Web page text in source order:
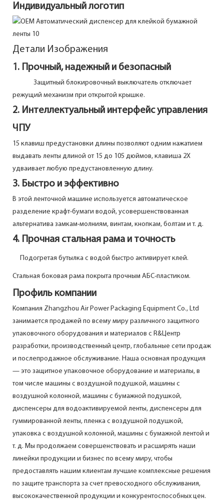
Индивидуальный логотип
Детали Изображения
1. Прочный, надежный и безопасный
Защитный блокировочный выключатель отключает
режущий механизм при открытой крышке.
2. Интеллектуальный интерфейс управления
ЧПУ
15 клавиш предустановки длины позволяют одним нажатием
выдавать ленты длиной от 15 до 105 дюймов, клавиша 2X
удваивает любую предустановленную длину.
3. Быстро и эффективно
В этой ленточной машине используется автоматическое
разделение крафт-бумаги водой, усовершенствованная
альтернатива замкам-молниям, винтам, кнопкам, болтам и т. д.
4. Прочная стальная рама и точность
Подогретая бутылка с водой быстро активирует клей.
Стальная боковая рама покрыта прочным АБС-пластиком.
Профиль компании
Компания Zhangzhou Air Power Packaging Equipment Co., Ltd
занимается продажей по всему миру различного защитного
упаковочного оборудования и материалов с R&Центр
разработки, производственный центр, глобальные сети продаж
и послепродажное обслуживание. Наша основная продукция
— это защитное упаковочное оборудование и материалы, в
том числе машины с воздушной подушкой, машины с
воздушной колонной, машины с бумажной подушкой,
диспенсеры для водоактивируемой ленты, диспенсеры для
гуммированной ленты, пленка с воздушной подушкой,
упаковка с воздушной колонной, машины с бумажной лентой и
т. д. Мы продолжаем совершенствовать и расширять наши
линейки продукции и бизнес по всему миру, чтобы
предоставлять нашим клиентам лучшие комплексные решения
по защите транспорта за счет превосходного обслуживания,
высококачественной продукции и конкурентоспособных цен.